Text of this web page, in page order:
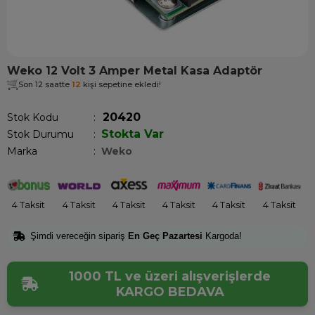
Weko 12 Volt 3 Amper Metal Kasa Adaptör
Son 12 saatte 12 kişi sepetine ekledi!
Stok Kodu 20420
Stok Durumu : Stokta Var
Marka : Weko
4 Taksit 4 Taksit 4 Taksit 4 Taksit 4 Taksit 4 Taksit
Şimdi vereceğin sipariş En Geç Pazartesi Kargoda!
1000 TL ve üzeri alışverişlerde
KARGO BEDAVA